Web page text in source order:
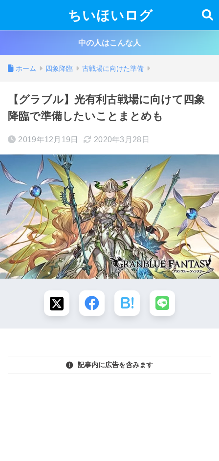
ちいほいログ
中の人はこんな人
ホーム 四象降臨 古戦場に向けた準備
【グラブル】光有利古戦場に向けて四象
降臨で準備したいことまとめも
2019年12月19日 2020年3月28日
記事内に広告を含みます